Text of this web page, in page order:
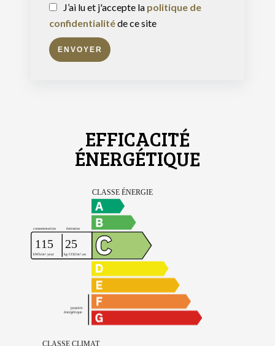
J’ai lu et j'accepte la politique de
confidentialitéde ce site
ENVOYER
EFFICACITÉ
ÉNERGÉTIQUE